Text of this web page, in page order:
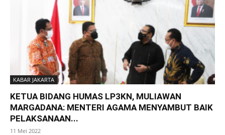
KABAR JAKARTA
KETUA BIDANG HUMAS LP3KN, MULIAWAN
MARGADANA: MENTERI AGAMA MENYAMBUT BAIK
PELAKSANAAN...
11 Mei 2022